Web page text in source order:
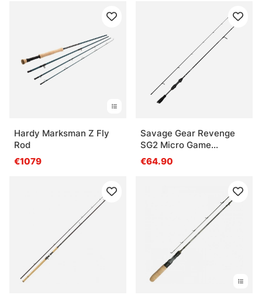
Hardy Marksman Z Fly
Rod
€1079
Savage Gear Revenge
SG2 Micro Game
Spinning - 213cm, 6'1''
1.5-5g 2pcs
€64.90